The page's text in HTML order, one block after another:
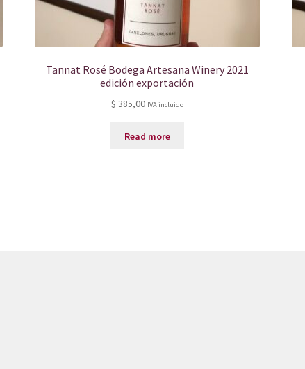
Tannat Rosé Bodega Artesana Winery 2021
edición exportación
$ 385,00 IVA incluido
Read more